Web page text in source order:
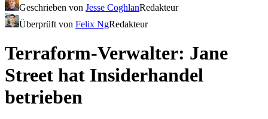
Geschrieben von Jesse CoghlanRedakteur
Überprüft von Felix NgRedakteur
Terraform-Verwalter: Jane
Street hat Insiderhandel
betrieben